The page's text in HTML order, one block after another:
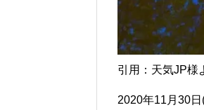
引用：天気JP様
2020年11月30